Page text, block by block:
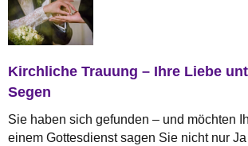
Kirchliche Trauung – Ihre Liebe
Segen
Sie haben sich gefunden – und möchten
einem Gottesdienst sagen Sie nicht nur